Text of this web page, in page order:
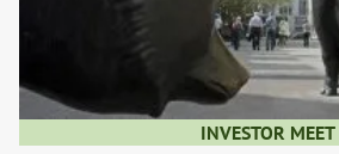
INVESTOR MEET